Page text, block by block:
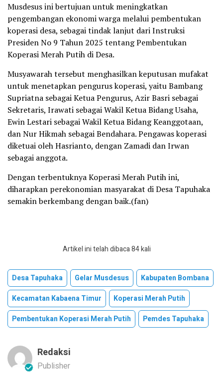
Musdesus ini bertujuan untuk meningkatkan
pengembangan ekonomi warga melalui pembentukan
koperasi desa, sebagai tindak lanjut dari Instruksi
Presiden No 9 Tahun 2025 tentang Pembentukan
Koperasi Merah Putih di Desa.
Musyawarah tersebut menghasilkan keputusan mufakat
untuk menetapkan pengurus koperasi, yaitu Bambang
Supriatna sebagai Ketua Pengurus, Azir Basri sebagai
Sekretaris, Irawati sebagai Wakil Ketua Bidang Usaha,
Ewin Lestari sebagai Wakil Ketua Bidang Keanggotaan,
dan Nur Hikmah sebagai Bendahara. Pengawas koperasi
diketuai oleh Hasrianto, dengan Zamadi dan Irwan
sebagai anggota.
Dengan terbentuknya Koperasi Merah Putih ini,
diharapkan perekonomian masyarakat di Desa Tapuhaka
semakin berkembang dengan baik.(fan)
Artikel ini telah dibaca 84 kali
Desa Tapuhaka Gelar Musdesus
Kabupaten Bombana
Kecamatan Kabaena Timur
Koperasi Merah Putih
Pembentukan Koperasi Merah Putih
Pemdes Tapuhaka
Redaksi
Publisher